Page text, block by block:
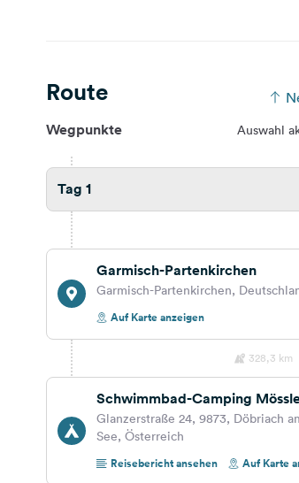
Route
Wegpunkte Auswahl
Tag 1
Garmisch-Partenkirchen
Garmisch-Partenkirchen,
Auf Karte anzeigen
328,3 km
Schwimmbad-Camping
Glanzerstraße 24, 9873, Döbriach
See, Österreich
Reisebericht ansehen
Auf Karte